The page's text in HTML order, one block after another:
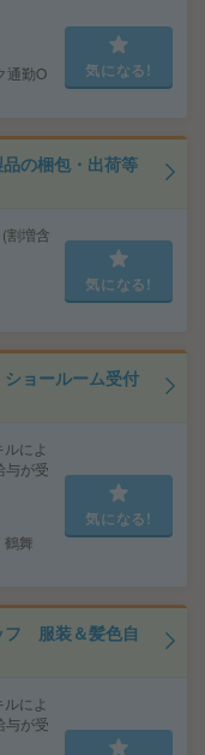
通勤O
気になる!
の梱包・出荷等
割増含
気になる!
ョールーム受付
によ
与が受
舞
気になる!
フ 服装＆髪色自
によ
与が受